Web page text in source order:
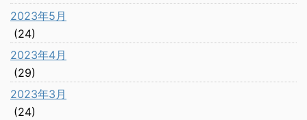
2023年5月
(24)
2023年4月
(29)
2023年3月
(24)